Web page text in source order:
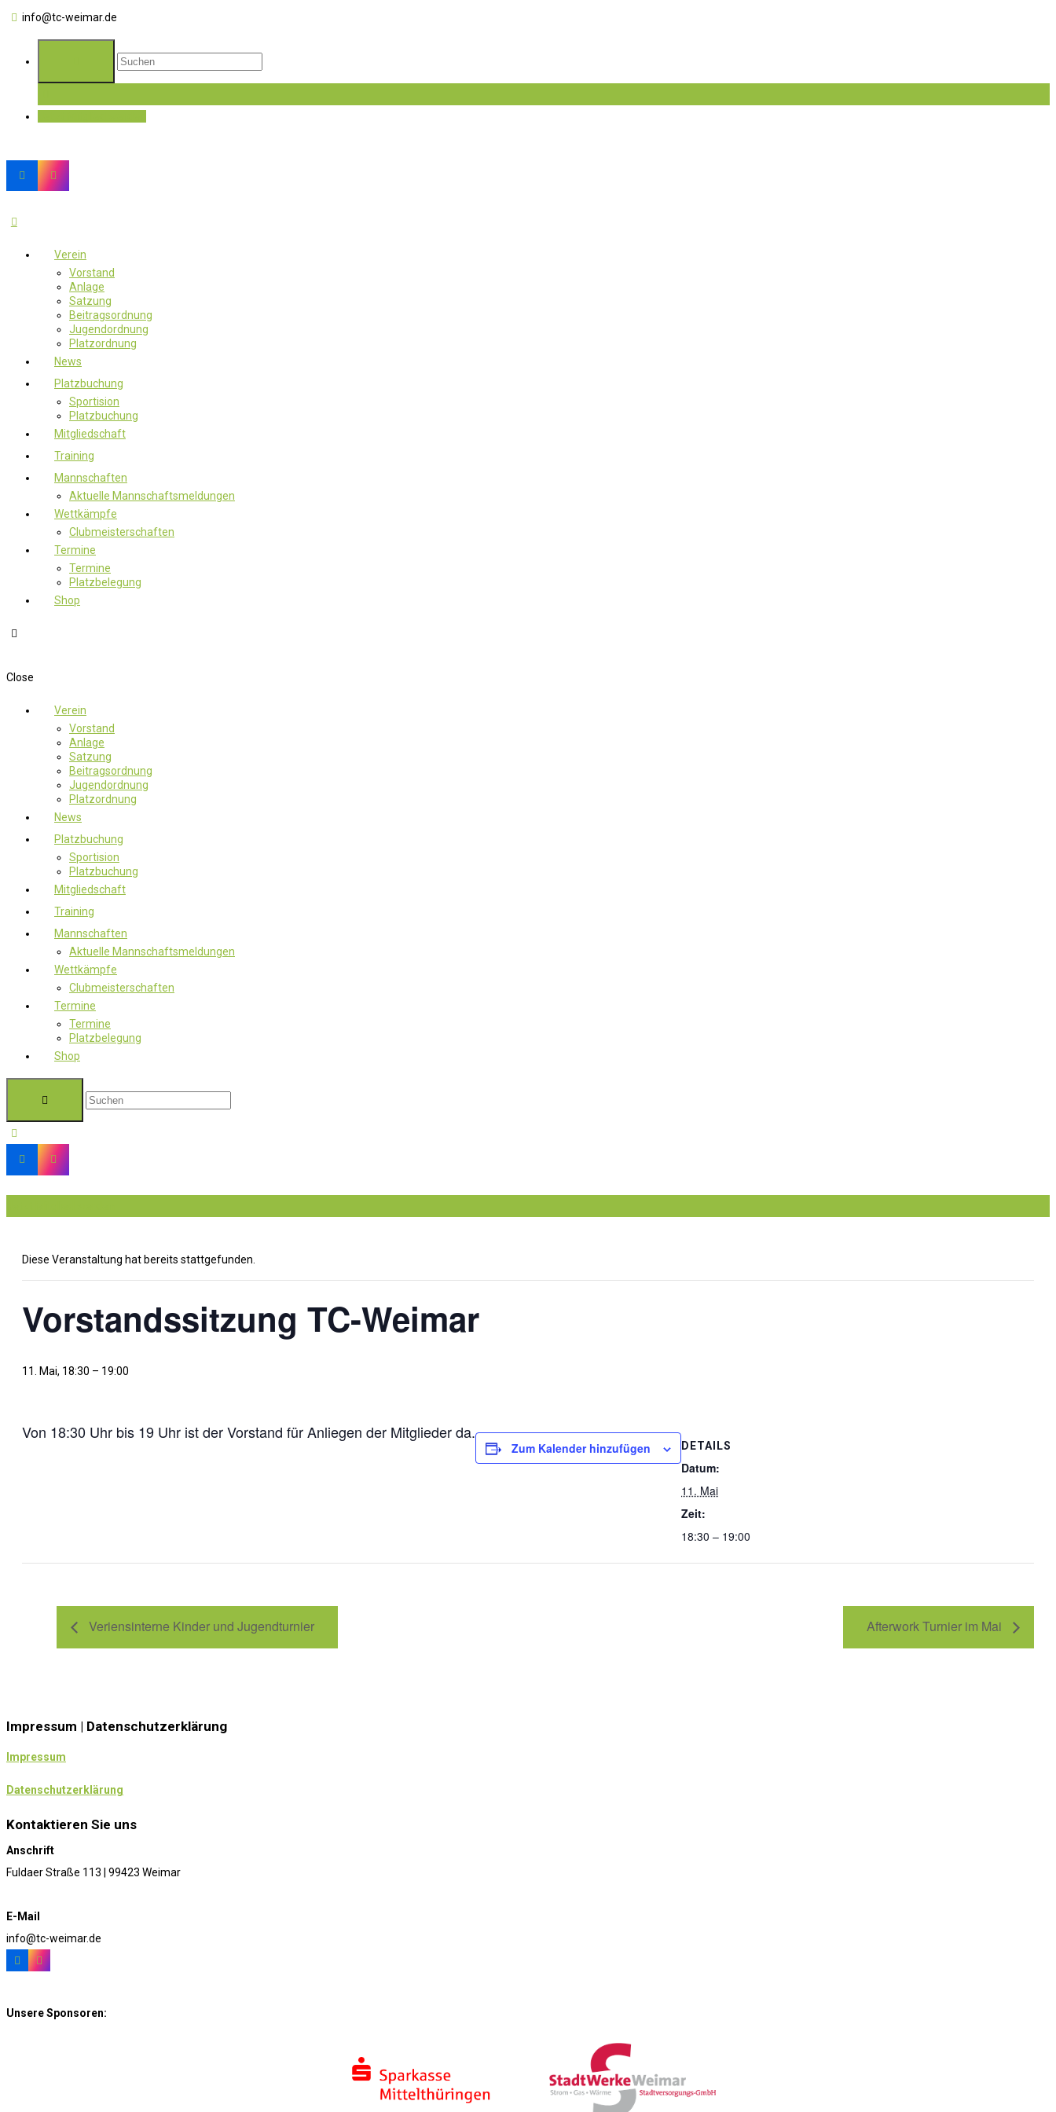
info@tc-weimar.de
Verein
Vorstand
Anlage
Satzung
Beitragsordnung
Jugendordnung
Platzordnung
News
Platzbuchung
Sportision
Platzbuchung
Mitgliedschaft
Training
Mannschaften
Aktuelle Mannschaftsmeldungen
Wettkämpfe
Clubmeisterschaften
Termine
Termine
Platzbelegung
Shop
Close
Verein
Vorstand
Anlage
Satzung
Beitragsordnung
Jugendordnung
Platzordnung
News
Platzbuchung
Sportision
Platzbuchung
Mitgliedschaft
Training
Mannschaften
Aktuelle Mannschaftsmeldungen
Wettkämpfe
Clubmeisterschaften
Termine
Termine
Platzbelegung
Shop
Diese Veranstaltung hat bereits stattgefunden.
Vorstandssitzung TC-Weimar
11. Mai, 18:30 – 19:00
Von 18:30 Uhr bis 19 Uhr ist der Vorstand für Anliegen der Mitglieder da.
Zum Kalender hinzufügen DETAILS
Datum:
11. Mai
Zeit:
18:30 – 19:00
Veriensinterne Kinder und Jugendturnier Afterwork Turnier im Mai
Impressum | Datenschutzerklärung
Impressum
Datenschutzerklärung
Kontaktieren Sie uns
Anschrift
Fuldaer Straße 113 | 99423 Weimar
E-Mail
info@tc-weimar.de
Unsere Sponsoren: